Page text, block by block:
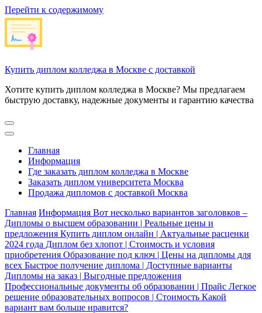
Перейти к содержимому
Купить диплом колледжа в Москве с доставкой
Хотите купить диплом колледжа в Москве? Мы предлагаем
быструю доставку, надежные документы и гарантию качества
Главная
Информация
Где заказать диплом колледжа в Москве
Заказать диплом университета Москва
Продажа дипломов с доставкой Москва
Главная Информация Вот несколько вариантов заголовков –
Дипломы о высшем образовании | Реальные цены и
предложения Купить диплом онлайн | Актуальные расценки
2024 года Диплом без хлопот | Стоимость и условия
приобретения Образование под ключ | Цены на дипломы для
всех Быстрое получение диплома | Доступные варианты
Дипломы на заказ | Выгодные предложения
Профессиональные документы об образовании | Прайс Легкое
решение образовательных вопросов | Стоимость Какой
вариант вам больше нравится?